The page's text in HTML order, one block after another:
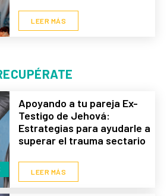
LEER MÁS
Apoyando a tu pareja Ex-
Testigo de Jehová:
Estrategias para ayudarle a
superar el trauma sectario
LEER MÁS